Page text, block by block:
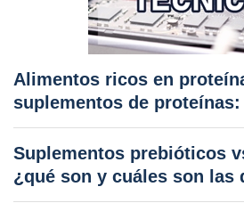
Alimentos ricos en
suplementos de
Suplementos prebióticos
¿qué son y cuáles son las